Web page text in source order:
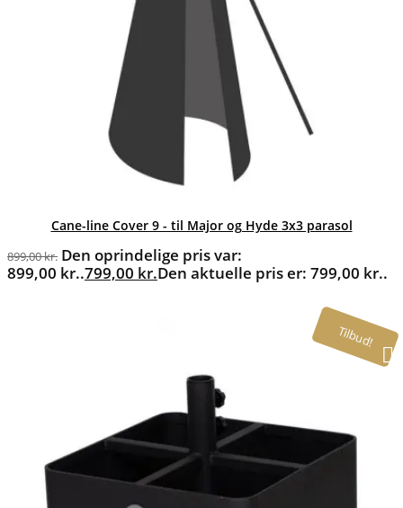
Cane-line Cover 9 - til Major og Hyde 3x3 parasol
899,00kr. Den oprindelige pris var:
899,00 kr..799,00 kr.Den aktuelle pris er: 799,00 kr..
Tilbud!